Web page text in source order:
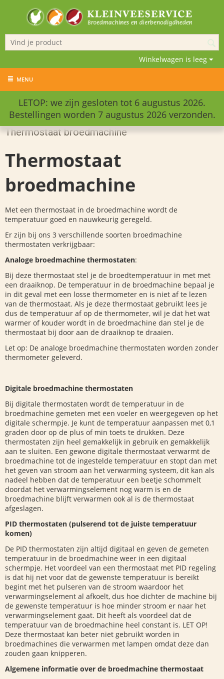
Winkelwagen is leeg
MENU
LETOP: we zijn gesloten tot 6 augustus 2026.
Bestellingen worden 7 augustus 2026 verzonden.
Thermostaat broedmachine
Thermostaat
broedmachine
Met een thermostaat in de broedmachine wordt de
temperatuur goed en nauwkeurig geregeld.
Er zijn bij ons 3 verschillende soorten broedmachine
thermostaten verkrijgbaar:
Analoge broedmachine thermostaten:
Bij deze thermostaat stel je de broedtemperatuur in met met
een draaiknop. De temperatuur in de broedmachine bepaal je
in dit geval met een losse thermometer en is niet af te lezen
van de thermostaat. Als je deze thermostaat gebruikt lees je
dus de temperatuur af op de thermometer, wil je dat het wat
warmer of kouder wordt in de broedmachine dan stel je de
thermostaat bij door aan de draaiknop te draaien.
Let op: De analoge broedmachine thermostaten worden zonder
thermometer geleverd.
Digitale broedmachine thermostaten
Bij digitale thermostaten wordt de temperatuur in de
broedmachine gemeten met een voeler en weergegeven op het
digitale schermpje. Je kunt de temperatuur aanpassen met 0,1
graden door op de plus of min toets te drukken. Deze
thermostaten zijn heel gemakkelijk in gebruik en gemakkelijk
aan te sluiten. Een gewone digitale thermostaat verwarmt de
broedmachine tot de ingestelde temperatuur en stopt dan met
het geven van stroom aan het verwarming systeem, dit kan als
nadeel hebben dat de temperatuur een beetje schommelt
doordat het verwarmingselement nog warm is en de
broedmachine blijft verwarmen ook al is de thermostaat
afgeslagen.
PID thermostaten (pulserend tot de juiste temperatuur
komen)
De PID thermostaten zijn altijd digitaal en geven de gemeten
temperatuur in de broedmachine weer in een digitaal
schermpje. Het voordeel van een thermostaat met PID regeling
is dat hij net voor dat de gewenste temperatuur is bereikt
begint met het pulseren van de stroom waardoor het
verwarmingselement al afkoelt, dus hoe dichter de machine bij
de gewenste temperatuur is hoe minder stroom er naar het
verwarmingselement gaat. Dit heeft als voordeel dat de
temperatuur van de broedmachine heel constant is. LET OP!
Deze thermostaat kan beter niet gebruikt worden in
broedmachines die verwarmen met lampen omdat deze dan
zouden gaan knipperen.
Algemene informatie over de broedmachine thermostaat